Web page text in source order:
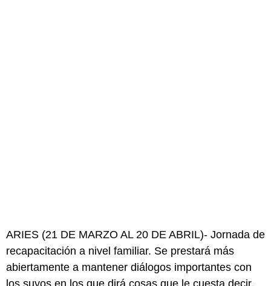
ARIES (21 DE MARZO AL 20 DE ABRIL)- Jornada de
recapacitación a nivel familiar. Se prestará más
abiertamente a mantener diálogos importantes con
los suyos en los que dirá cosas que le cuesta decir.